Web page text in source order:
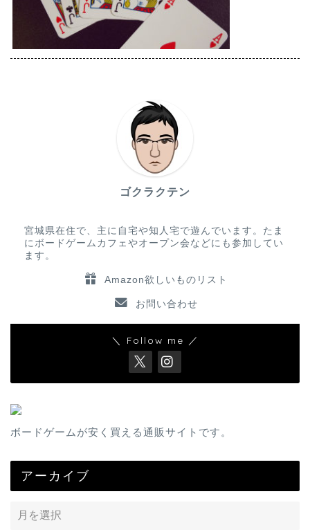
ゴクラクテン
宮城県在住で、主に自宅や知人宅で遊んでいます。たま
にボードゲームカフェやオープン会などにも参加してい
ます。
Amazon欲しいものリスト
お問い合わせ
＼ Follow me ／
ボードゲームが安く買える通販サイトです。
アーカイブ